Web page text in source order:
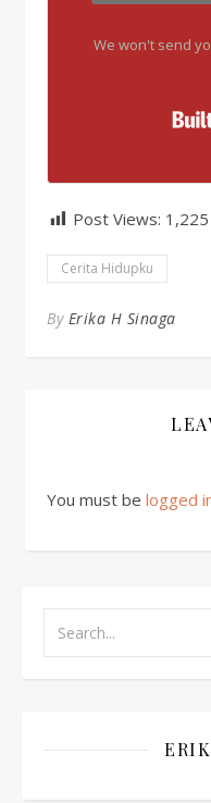
We won't send
Post Views: 1,225
Cerita Hidupku
By Erika H Sinaga
You must be logged